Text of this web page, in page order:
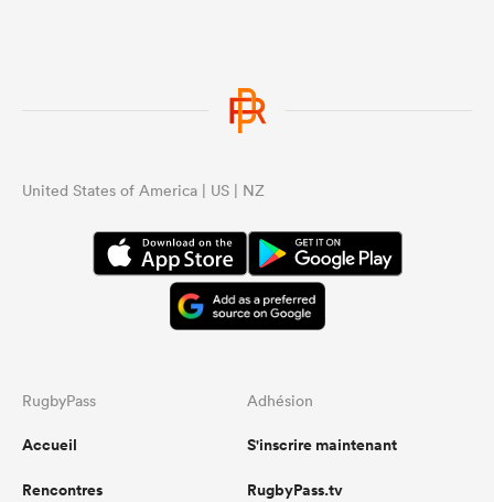
United States of America | US | NZ
RugbyPass
Accueil
Rencontres
Adhésion
S'inscrire maintenant
RugbyPass.tv